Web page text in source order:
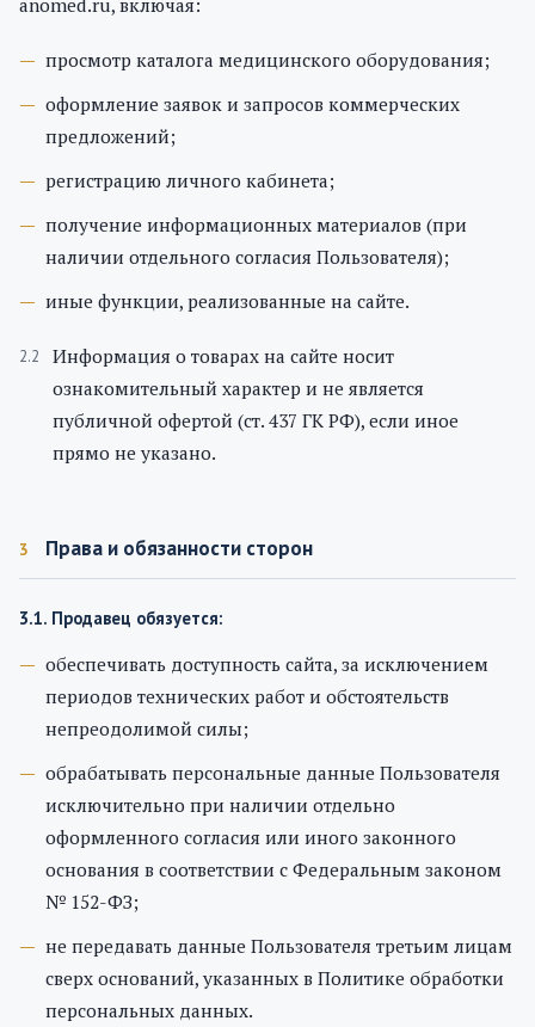
anomed.ru, включая:
просмотр каталога медицинского оборудования;
оформление заявок и запросов коммерческих
предложений;
регистрацию личного кабинета;
получение информационных материалов (при
наличии отдельного согласия Пользователя);
иные функции, реализованные на сайте.
Информация о товарах на сайте носит
ознакомительный характер и не является
публичной офертой (ст. 437 ГК РФ), если иное
прямо не указано.
3 Права и обязанности сторон
3.1. Продавец обязуется:
обеспечивать доступность сайта, за исключением
периодов технических работ и обстоятельств
непреодолимой силы;
обрабатывать персональные данные Пользователя
исключительно при наличии отдельно
оформленного согласия или иного законного
основания в соответствии с Федеральным законом
№ 152-ФЗ;
не передавать данные Пользователя третьим лицам
сверх оснований, указанных в Политике обработки
персональных данных.